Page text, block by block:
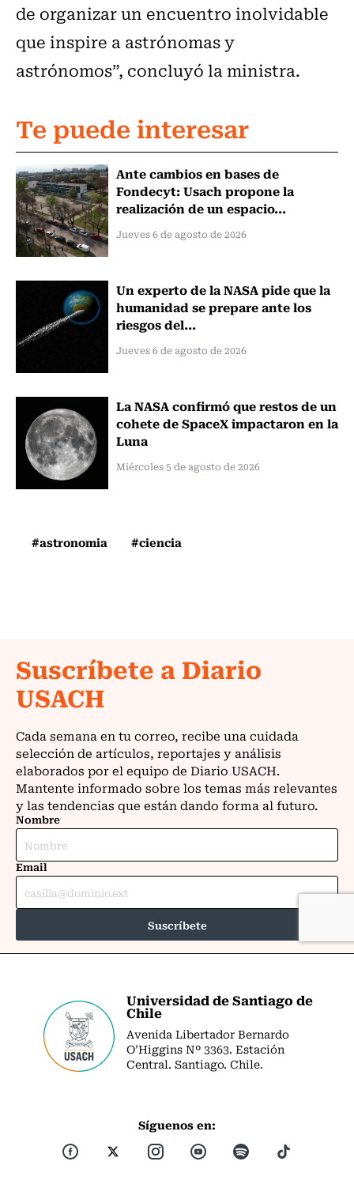
de organizar un encuentro inolvidable
que inspire a astrónomas y
astrónomos”, concluyó la ministra.
Te puede interesar
Ante cambios en bases de
Fondecyt: Usach propone la
realización de un espacio...
Jueves 6 de agosto de 2026
Un experto de la NASA pide que la
humanidad se prepare ante los
riesgos del...
Jueves 6 de agosto de 2026
La NASA confirmó que restos de un
cohete de SpaceX impactaron en la
Luna
Miércoles 5 de agosto de 2026
#astronomia #ciencia
Universidad de Santiago de
Chile
Avenida Libertador Bernardo
O’Higgins Nº 3363. Estación
Central. Santiago. Chile.
Síguenos en: